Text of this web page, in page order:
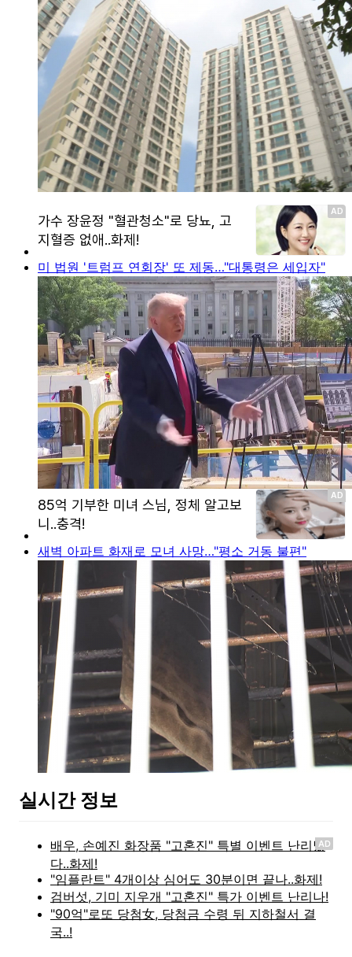
미 법원 '트럼프 연회장' 또 제동…"대통령은 세입자"
새벽 아파트 화재로 모녀 사망…"평소 거동 불편"
실시간 정보
AD